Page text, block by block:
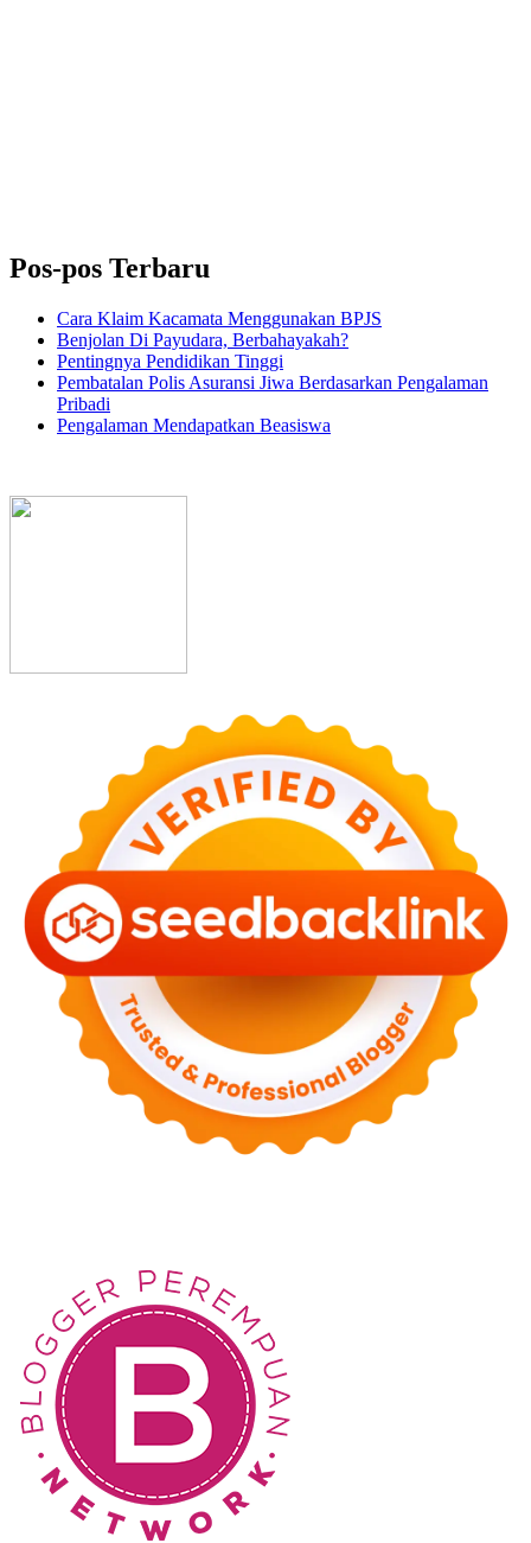
Pos-pos Terbaru
Cara Klaim Kacamata Menggunakan BPJS
Benjolan Di Payudara, Berbahayakah?
Pentingnya Pendidikan Tinggi
Pembatalan Polis Asuransi Jiwa Berdasarkan Pengalaman
Pribadi
Pengalaman Mendapatkan Beasiswa